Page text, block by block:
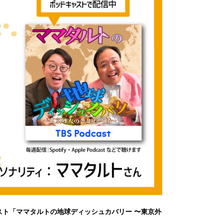
ト「ママタルトの地球ディッシュカバリー 〜東京外